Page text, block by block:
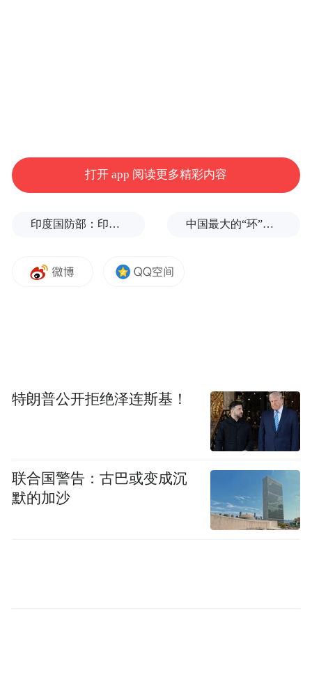
在凤凰网记者街采的过程中，有受访者认
事故，车主首先想到的是能否尽快解决问
选择，不同的个体因此得以作出更合适的选
国内的车险理赔服务目前是什么流程？服务
凤凰网记者体验了一番中国
查员扮演为神秘顾客，参与出险全过程，评
估员工的服务素质。
打开 app 阅读更多精彩内容
印度国防部：印度成功试射“烈火-4”中程弹道导弹，可携带常规弹头和核弹头 中国最大的“环”，要来了
特朗普公开拒绝泽连斯基！
联合国警告：古巴或变成沉
默的加沙